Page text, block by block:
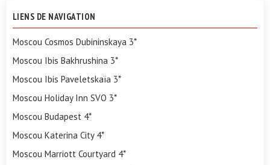
LIENS DE NAVIGATION
Moscou Cosmos Dubininskaya 3*
Moscou Ibis Bakhrushina 3*
Moscou Ibis Paveletskaïa 3*
Moscou Holiday Inn SVO 3*
Moscou Budapest 4*
Moscou Katerina City 4*
Moscou Marriott Courtyard 4*